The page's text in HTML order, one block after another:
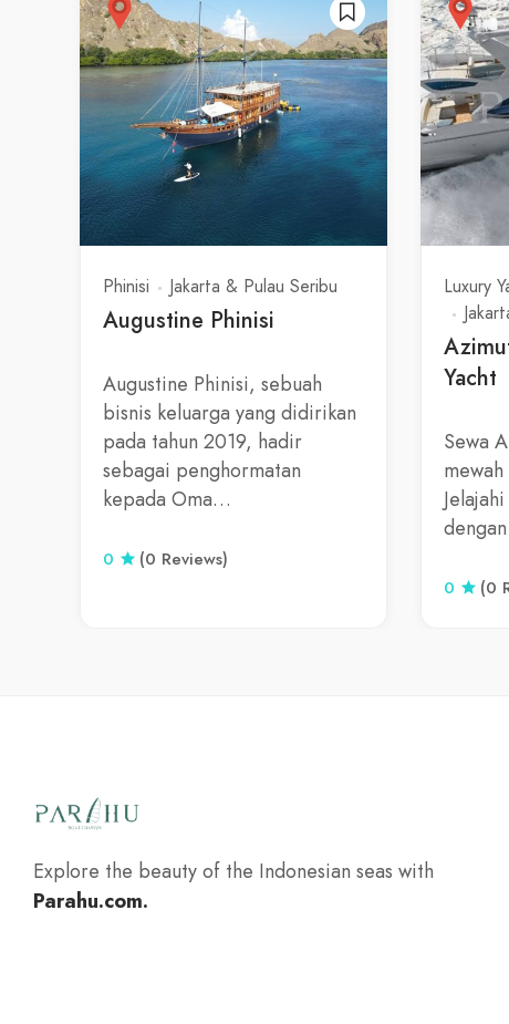
Phinisi Jakarta & Pulau Seribu
Augustine Phinisi
Augustine Phinisi, sebuah
bisnis keluarga yang didirikan
pada tahun 2019, hadir
sebagai penghormatan
kepada Oma…
0 (0 Reviews)
Luxury
Yacht
Sewa
0 (0
Explore the beauty of the Indonesian seas with
Parahu.com.